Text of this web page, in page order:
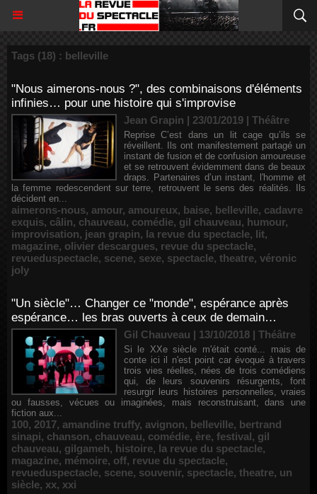
Tags (18) : belleville
"Nous aimerons-nous ?", des combinaisons d'éléments
infinies… pour une histoire qui s'improvise
Jean Grapin | 23/01/2019 | Théâtre
Reprise C’est dans un lit cage qu’ils se
réveillent. Ils ont manifestement partagé un
instant de fusion et de confusion amoureuse
et se retrouvent évidemment dans de beaux
draps. Partenaires d’un instant, l'homme et
la femme redescendent sur terre, retrouvent le sens des réalités. Ils
décident en...
aimerons-nous, amour, amoureux, baise, belleville, cadavre
exquis, câlin, chauveau, comédie, gil chauveau, humour,
improvisation, jean grapin, la revue du spectacle, lit,
magazine, olivier descargues, revue du spectacle,
revueduspectacle, scene, sexe, spectacle, theatre, véronic
joly
"Un siècle"… Changer ce "monde", espérance après
espérance… les bras ouverts à ceux de demain…
Gil Chauveau | 13/10/2018 | Théâtre
Si le XXe siècle m'était conté... mais de
conte ici il n'est point car évoqué à travers
trois vies réelles, nées de trois comédiens
qui, de leurs souvenirs résurgents, font
resurgir leurs histoires personnelles, vraies
ou fausses, vécues ou imaginées, mais reconstruisant, dans une
fiction aux...
100, 2017, amandine truffy, avignon, belleville, bertrand
sinapi, chanson, chauveau, comédie, ère, festival, gil
chauveau, gilgameh, histoire, la revue du spectacle,
magazine, mémoire, off, revue du spectacle,
revueduspectacle, scene, souvenir, spectacle, theatre, un
siècle, xx, xxi